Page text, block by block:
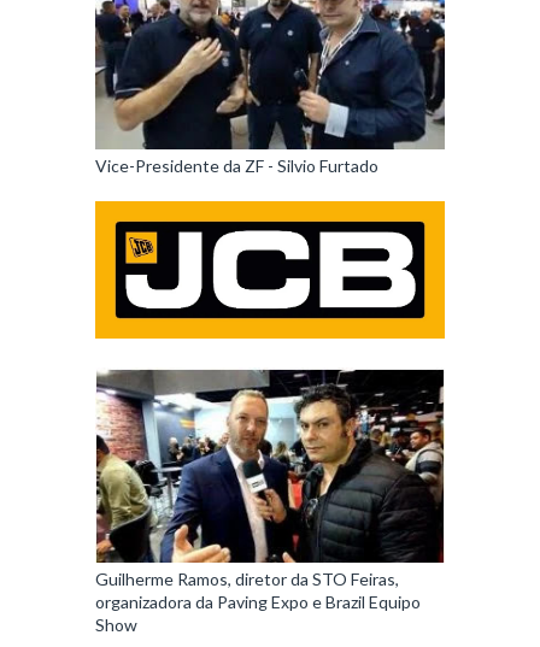
Vice-Presidente da ZF - Silvio Furtado
Guilherme Ramos, diretor da STO Feiras,
organizadora da Paving Expo e Brazil Equipo
Show